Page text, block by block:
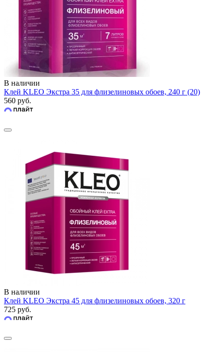
В наличии
Клей KLEO Экстра 35 для флизелиновых обоев, 240 г (20)
560 руб.
В наличии
Клей KLEO Экстра 45 для флизелиновых обоев, 320 г
725 руб.